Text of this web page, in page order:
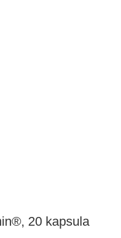
20 kapsula